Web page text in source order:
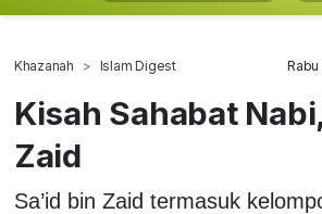
Khazanah Islam Digest Rabu
Kisah Sahabat
Zaid
Sa’id bin Zaid termasuk